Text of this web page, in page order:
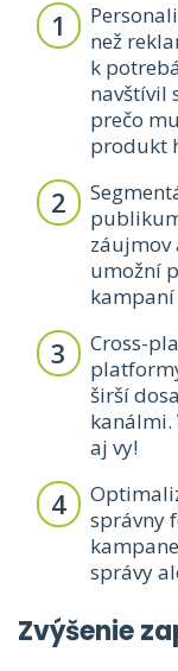
než
k
navštívil
prečo
produkt
záujmov
umožní
kampaní
Cross-
širší
kanálmi.
aj vy!
správny
správy
Zvýšenie